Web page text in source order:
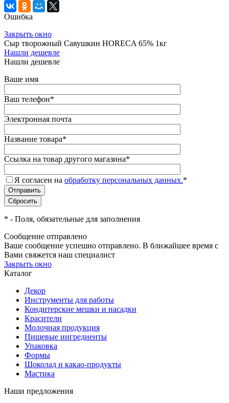
Ошибка
Закрыть окно
Сыр творожный Савушкин HORECA 65% 1кг
Нашли дешевле
Нашли дешевле
Ваше имя
Ваш телефон*
Электронная почта
Название товара*
Ссылка на товар другого магазина*
Я согласен на обработку персональных данных.*
* - Поля, обязательные для заполнения
Сообщение отправлено
Ваше сообщение успешно отправлено. В ближайшее время с
Вами свяжется наш специалист
Закрыть окно
Каталог
Декор
Инструменты для работы
Кондитерские мешки и насадки
Красители
Молочная продукция
Пищевые ингредиенты
Упаковка
Формы
Шоколад и какао-продукты
Мастика
Наши предложения